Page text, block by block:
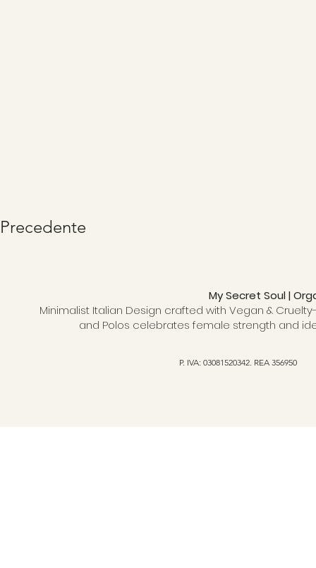
Precedente
My Secret Soul |
Minimalist Italian Design crafted with Vegan &
and Polos celebrates female strength and
P. IVA: 03081520342. REA 356950